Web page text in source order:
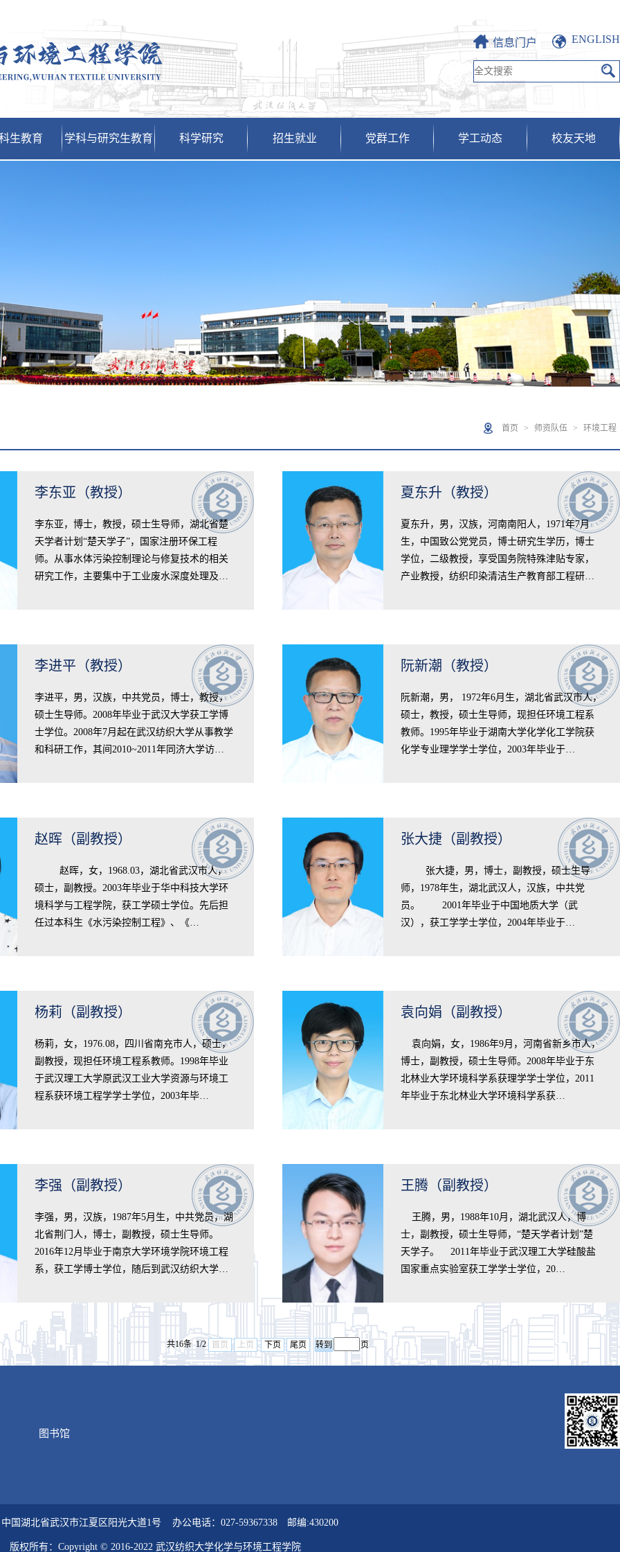
信息门户 ENGLISH
生教育 学科与研究生教育 科学研究 招生就业 党群工作 学工动态 校友天地
首页 > 师资队伍 > 环境工程
李东亚（教授）
李东亚，博士，教授，硕士生导师，湖北省楚
天学者计划“楚天学子”，国家注册环保工程
师。从事水体污染控制理论与修复技术的相关
研究工作，主要集中于工业废水深度处理及…
夏东升（教授）
夏东升，男，汉族，河南南阳人，1971年7月
生，中国致公党党员，博士研究生学历，博士
学位，二级教授，享受国务院特殊津贴专家，
产业教授，纺织印染清洁生产教育部工程研…
李进平（教授）
李进平，男，汉族，中共党员，博士，教授，
硕士生导师。2008年毕业于武汉大学获工学博
士学位。2008年7月起在武汉纺织大学从事教学
和科研工作，其间2010~2011年同济大学访…
阮新潮（教授）
​阮新潮，男， 1972年6月生，湖北省武汉市人，
硕士，教授，硕士生导师，现担任环境工程系
教师。1995年毕业于湖南大学化学化工学院获
化学专业理学学士学位，2003年毕业于…
赵晖（副教授）
​ 赵晖，女，1968.03，湖北省武汉市人，
硕士，副教授。2003年毕业于华中科技大学环
境科学与工程学院，获工学硕士学位。先后担
任过本科生《水污染控制工程》、《…
张大捷（副教授）
​ 张大捷，男，博士，副教授，硕士生导
师，1978年生，湖北武汉人，汉族，中共党
员。 2001年毕业于中国地质大学（武
汉），获工学学士学位，2004年毕业于…
杨莉（副教授）
​杨莉，女，1976.08，四川省南充市人，硕士，
副教授，现担任环境工程系教师。1998年毕业
于武汉理工大学原武汉工业大学资源与环境工
程系获环境工程学学士学位，2003年毕…
袁向娟（副教授）
​ 袁向娟，女，1986年9月，河南省新乡市人，
博士，副教授，硕士生导师。2008年毕业于东
北林业大学环境科学系获理学学士学位，2011
年毕业于东北林业大学环境科学系获…
李强（副教授）
李强，男，汉族，1987年5月生，中共党员，湖
北省荆门人，博士，副教授，硕士生导师。
2016年12月毕业于南京大学环境学院环境工程
系，获工学博士学位，随后到武汉纺织大学…
王腾（副教授）
​ 王腾，男，1988年10月，湖北武汉人，博
士，副教授，硕士生导师，“楚天学者计划”楚
天学子。 2011年毕业于武汉理工大学硅酸盐
国家重点实验室获工学学士学位，20…
共16条 1/2 首页 上页 下页 尾页 页
图书馆
国湖北省武汉市江夏区阳光大道1号 办公电话：027-59367338 邮编:430200
版权所有：Copyright © 2016-2022 武汉纺织大学化学与环境工程学院